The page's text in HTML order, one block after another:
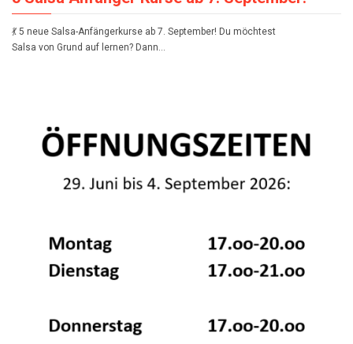
💃 5 neue Salsa-Anfängerkurse ab 7. September! Du möchtest
Salsa von Grund auf lernen? Dann…